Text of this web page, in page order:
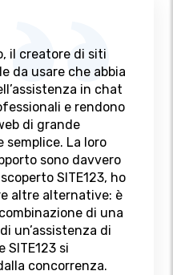
il creatore di siti
da usare che abbia
in chat
e rendono
di grande
La loro
sono davvero
SITE123, ho
altre alternative: è
di una
un’assistenza di
si
concorrenza.